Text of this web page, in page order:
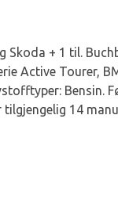
Skoda + 1 til.
Active Tourer,
Bensin.
14